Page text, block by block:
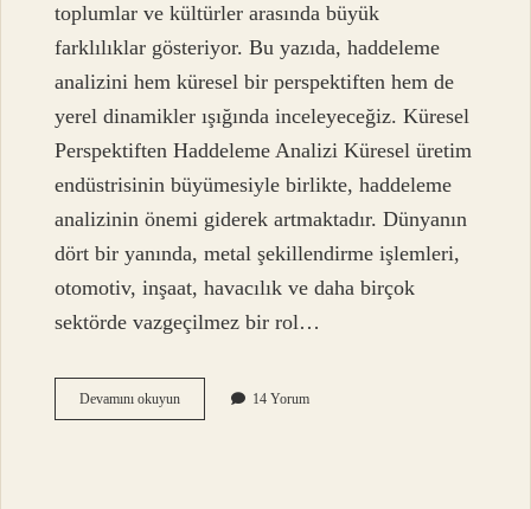
toplumlar ve kültürler arasında büyük
farklılıklar gösteriyor. Bu yazıda, haddeleme
analizini hem küresel bir perspektiften hem de
yerel dinamikler ışığında inceleyeceğiz. Küresel
Perspektiften Haddeleme Analizi Küresel üretim
endüstrisinin büyümesiyle birlikte, haddeleme
analizinin önemi giderek artmaktadır. Dünyanın
dört bir yanında, metal şekillendirme işlemleri,
otomotiv, inşaat, havacılık ve daha birçok
sektörde vazgeçilmez bir rol…
Devamını okuyunHaddeleme
analizi
14 Yorum